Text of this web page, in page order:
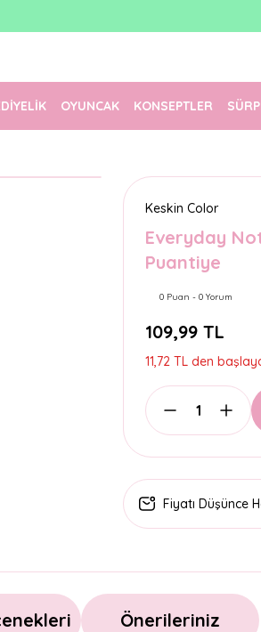
1500 TL Üzeri Ücretsiz Kargo
OYUNCAK KONSEPTLER
Keskin Color
Everyday
Puantiye
0 Puan - 0 Yorum
109,99 TL
11,72 TL den
Fiyatı Düşünce
Önerileriniz